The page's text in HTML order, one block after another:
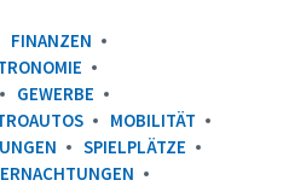
FINANZEN
GEWERBE
MOBILITÄT
SPIELPLÄTZE